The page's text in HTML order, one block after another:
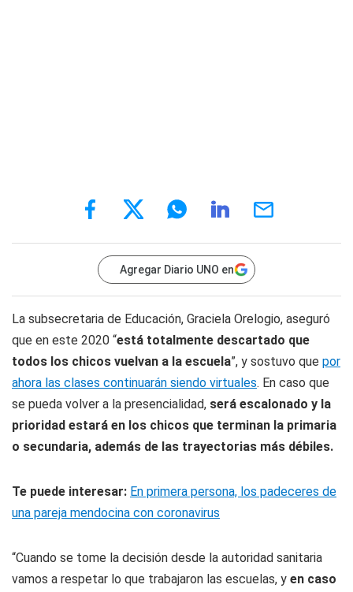
Agregar Diario UNO en
La subsecretaria de Educación, Graciela Orelogio, aseguró
que en este 2020 “está totalmente descartado que
todos los chicos vuelvan a la escuela”, y sostuvo que por
ahora las clases continuarán siendo virtuales. En caso que
se pueda volver a la presencialidad, será escalonado y la
prioridad estará en los chicos que terminan la primaria
o secundaria, además de las trayectorias más débiles.
Te puede interesar: En primera persona, los padeceres de
una pareja mendocina con coronavirus
“Cuando se tome la decisión desde la autoridad sanitaria
vamos a respetar lo que trabajaron las escuelas, y en caso